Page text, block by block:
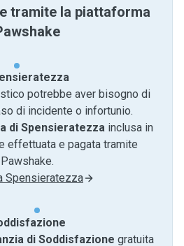
tramite la piattaforma
potrebbe aver bisogno di
di incidente o infortunio.
di Spensieratezzainclusa in
effettuata e pagata tramite
Pawshake.
Spensieratezza
di Soddisfazione gratuita